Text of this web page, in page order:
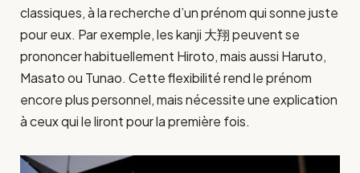
classiques, à la recherche d’un prénom qui sonne juste
pour eux. Par exemple, les kanji 大翔 peuvent se
prononcer habituellement Hiroto, mais aussi Haruto,
Masato ou Tunao. Cette flexibilité rend le prénom
encore plus personnel, mais nécessite une explication
à ceux qui le liront pour la première fois.